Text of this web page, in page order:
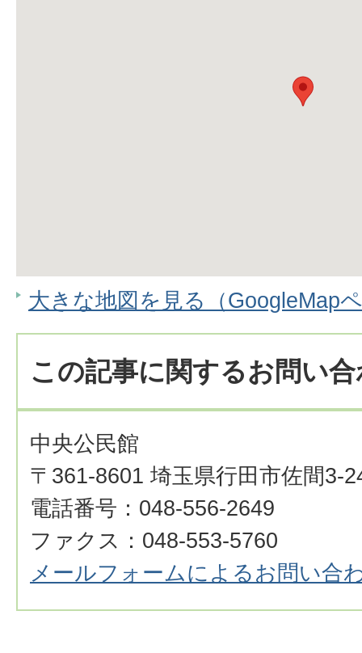
大きな地図を見る（GoogleMap
この記事に関するお問い
中央公民館
〒361-8601 埼玉県行田市佐間3-
電話番号：048-556-2649
ファクス：048-553-5760
メールフォームによるお問い合